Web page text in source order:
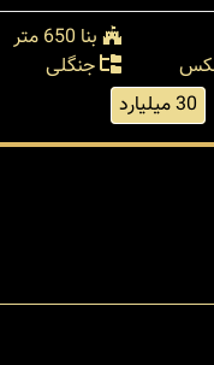
بنا 650 متر
جنگلی
30 میلیارد